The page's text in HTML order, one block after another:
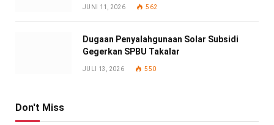
JUNI 11, 2026 562
Dugaan Penyalahgunaan Solar Subsidi
Gegerkan SPBU Takalar
JULI 13, 2026 550
Don't Miss